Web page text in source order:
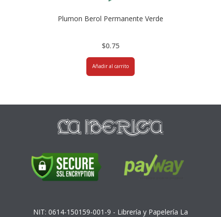
Plumon Berol Permanente Verde
$0.75
Añadir al carrito
NIT: 0614-150159-001-9 - Librería y Papelería La